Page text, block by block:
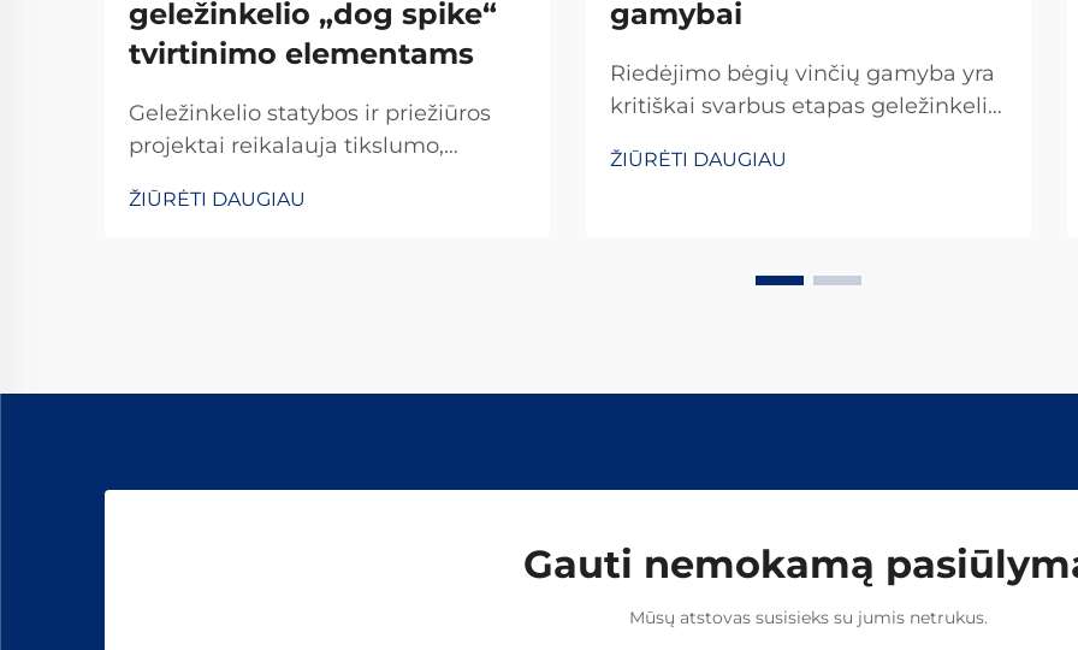
geležinkelio „dog spike“
tvirtinimo elementams
Geležinkelio statybos ir priežiūros
projektai reikalauja tikslumo,
patikimumo kiekvieno naudojamo
ŽIŪRĖTI DAUGIAU
gamybai
Riedėjimo bėgių vinčių gamyba yra
kritiškai svarbus etapas geležinkelių
griežtų kokybės standartų
ŽIŪRĖTI DAUGIAU
Gauti nemokamą
Mūsų atstovas susisieks su jumis netrukus.